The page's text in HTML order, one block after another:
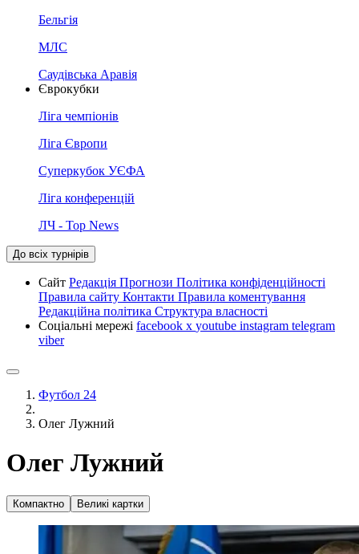
Бельгія
МЛС
Саудівська Аравія
Єврокубки
Ліга чемпіонів
Ліга Європи
Суперкубок УЄФА
Ліга конференцій
ЛЧ - Top News
До всіх турнірів
Сайт Редакція Прогнози Політика конфіденційності
Правила сайту Контакти Правила коментування
Редакційна політика Структура власності
Соціальні мережі facebook x youtube instagram telegram
viber
Футбол 24
Олег Лужний
Олег Лужний
Компактно Великі картки